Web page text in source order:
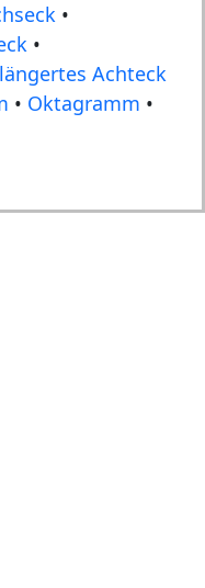
•
•
Achteck
• Oktagramm •